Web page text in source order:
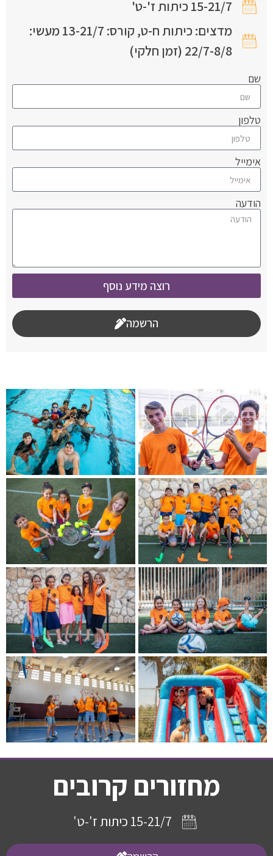
15-21/7 כיתות ז'-ט'
מדצים: כיתות ח-ט, קורס: 13-21/7 מעשי:
22/7-8/8 (זמן חלקי)
שם
טלפון
אימייל
הודעה
רוצה מידע נוסף
הרשמה
מחזורים קרובים
15-21/7 כיתות ז'-ט'